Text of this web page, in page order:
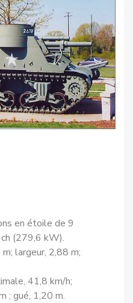
en étoile de 9
(279,6 kW).
largeur, 2,88 m;
41,8 km/h;
; gué, 1,20 m.